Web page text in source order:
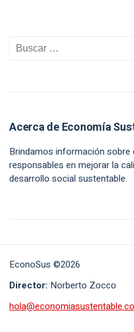
Acerca de Economía
Brindamos información sobre
responsables en mejorar la
desarrollo social sustentable.
EconoSus ©2026
Director: Norberto Zocco